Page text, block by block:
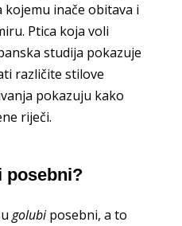
kojemu inače obitava i
Ptica koja voli
studija pokazuje
različite stilove
pokazuju kako
riječi.
posebni?
golubiposebni, a to